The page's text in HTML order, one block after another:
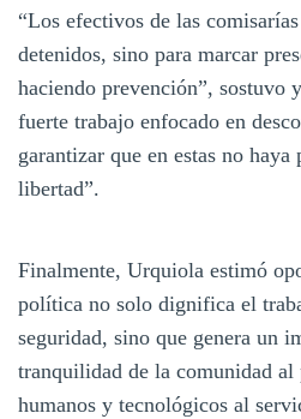
“Los efectivos de las
detenidos, sino para marcar
haciendo prevención”, sostuvo
fuerte trabajo enfocado en
garantizar que en estas no haya
libertad”.
Finalmente, Urquiola estimó
política no solo dignifica el
seguridad, sino que genera un
tranquilidad de la comunidad al
humanos y tecnológicos al